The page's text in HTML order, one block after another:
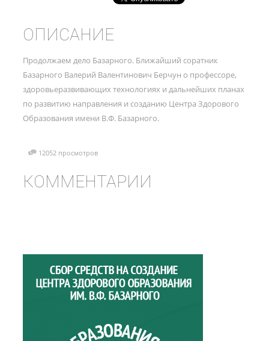
ОПИСАНИЕ
Продолжаем дело Базарного. Ближайший соратник
Базарного Валерий Валентинович Берчун о профессоре,
здоровьеразвивающих технологиях и дальнейших планах
по развитию направления и созданию Центра Здорового
Образования имени В.Ф. Базарного.
12052 просмотров
КОММЕНТАРИИ